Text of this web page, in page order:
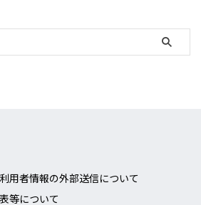
用者情報の外部送信について
等について